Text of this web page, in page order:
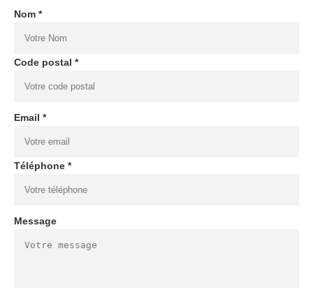
Nom *
Code postal *
Email *
Téléphone *
Message